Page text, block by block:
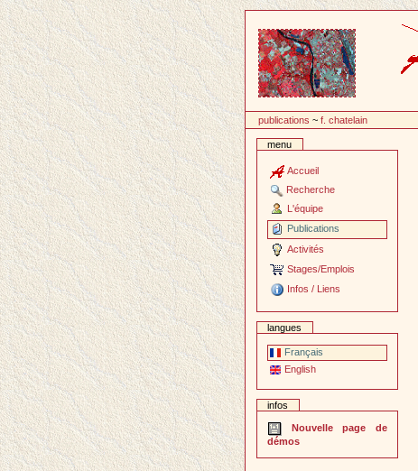
contenu
publications ~f. chatelain
menu
Accueil
Recherche
L'équipe
Publications
Activités
Stages/Emplois
Infos / Liens
langues
Français
English
infos
Nouvelle page de
démos